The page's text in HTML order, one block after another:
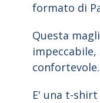
formato di
Questa
confortevole.
E' una t-shirt